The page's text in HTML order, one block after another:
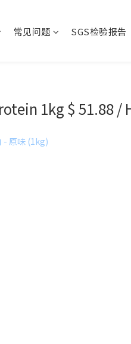
常见问题 SGS检验报告
1kg $ 51.88 /